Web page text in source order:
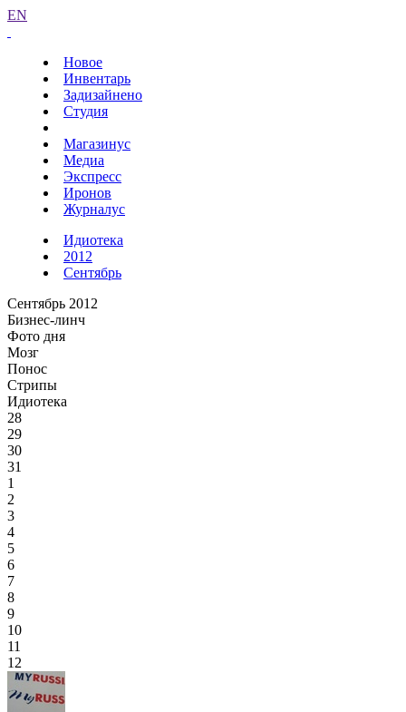
EN
Новое
Инвентарь
Задизайнено
Студия
Магазинус
Медиа
Экспресс
Иронов
Журналус
Идиотека
2012
Сентябрь
Сентябрь 2012
Бизнес-линч
Фото дня
Мозг
Понос
Стрипы
Идиотека
28
29
30
31
1
2
3
4
5
6
7
8
9
10
11
12